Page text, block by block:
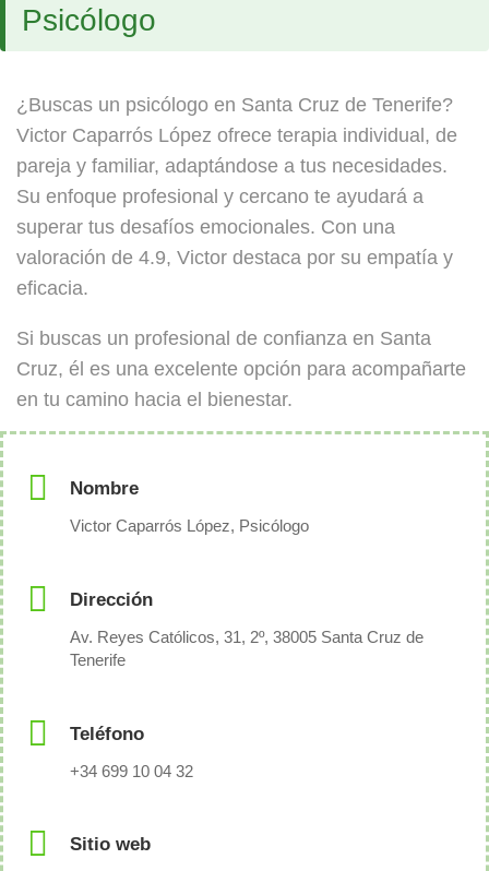
Psicólogo
¿Buscas un psicólogo en Santa Cruz de Tenerife?
Victor Caparrós López ofrece terapia individual, de
pareja y familiar, adaptándose a tus necesidades.
Su enfoque profesional y cercano te ayudará a
superar tus desafíos emocionales. Con una
valoración de 4.9, Victor destaca por su empatía y
eficacia.
Si buscas un profesional de confianza en Santa
Cruz, él es una excelente opción para acompañarte
en tu camino hacia el bienestar.
Nombre
Victor Caparrós López, Psicólogo
Dirección
Av. Reyes Católicos, 31, 2º, 38005 Santa Cruz de
Tenerife
Teléfono
+34 699 10 04 32
Sitio web